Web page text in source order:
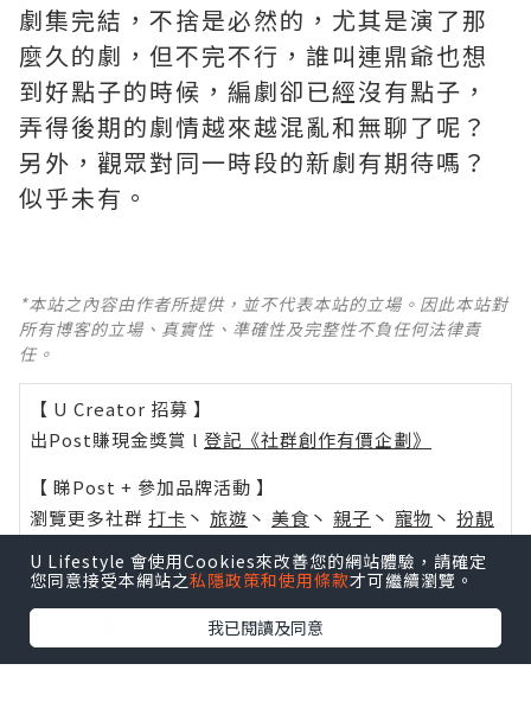
劇集完結，不捨是必然的，尤其是演了那
麼久的劇，但不完不行，誰叫連鼎爺也想
到好點子的時候，編劇卻已經沒有點子，
弄得後期的劇情越來越混亂和無聊了呢？ ​​​
另外，觀眾對同一時段的新劇有期待嗎？
似乎未有。
*本站之內容由作者所提供，並不代表本站的立場。因此本站對
所有博客的立場、真實性、準確性及完整性不負任何法律責
任。
【 U Creator 招募 】
出Post賺現金獎賞 l 登記《社群創作有價企劃》
【 睇Post + 參加品牌活動 】
瀏覽更多社群 打卡 丶 旅遊 丶 美食 丶 親子 丶 寵物 丶 扮靚
活動情報
U Blog開咗WhatsApp啦！發掘更多吃喝玩樂資訊！
U Lifestyle 會使用Cookies來改善您的網站體驗，請確定
您同意接受本網站之私隱政策和使用條款才可繼續瀏覽。
我已閱讀及同意